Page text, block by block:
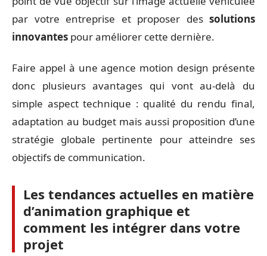
par votre entreprise et proposer des solutions
innovantes pour améliorer cette dernière.
Faire appel à une agence motion design présente
donc plusieurs avantages qui vont au-delà du
simple aspect technique : qualité du rendu final,
adaptation au budget mais aussi proposition d’une
stratégie globale pertinente pour atteindre ses
objectifs de communication.
Les tendances actuelles en matière
d’animation graphique et
comment les intégrer dans votre
projet